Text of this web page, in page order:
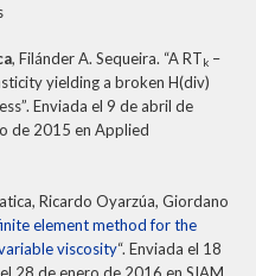
, Filánder A. Sequeira. “A RTk –
yielding a broken H(div)
Enviada el 9 de abril de
de 2015 en Applied
Ricardo Oyarzúa, Giordano
element method for the
viscosity“. Enviada el 18
el 28 de enero de 2016 en SIAM